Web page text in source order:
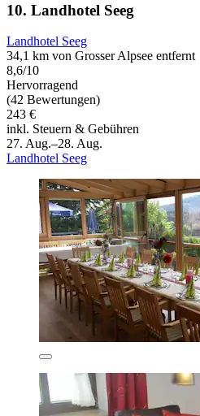
10. Landhotel Seeg
Landhotel Seeg
34,1 km von Grosser Alpsee entfernt
8,6/10
Hervorragend
(42 Bewertungen)
243 €
inkl. Steuern & Gebühren
27. Aug.–28. Aug.
Landhotel Seeg